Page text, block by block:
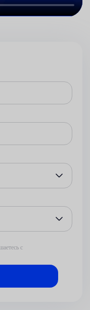
с